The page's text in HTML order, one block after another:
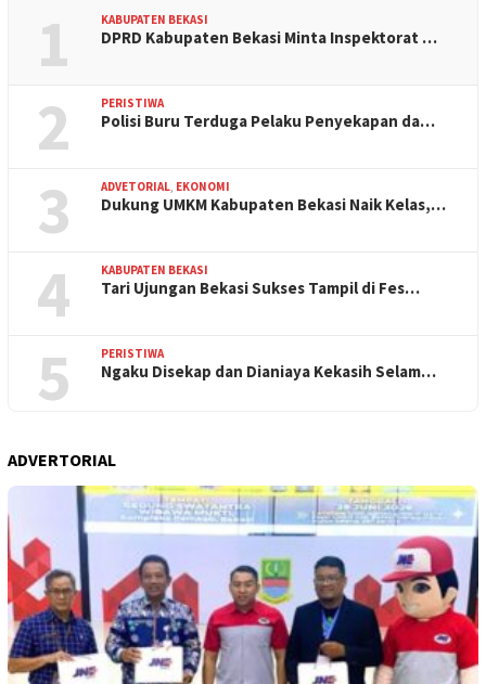
1 KABUPATEN BEKASI
DPRD Kabupaten Bekasi Minta Inspektorat …
2 PERISTIWA
Polisi Buru Terduga Pelaku Penyekapan da…
3 ADVETORIAL, EKONOMI
Dukung UMKM Kabupaten Bekasi Naik Kelas,…
4 KABUPATEN BEKASI
Tari Ujungan Bekasi Sukses Tampil di Fes…
5 PERISTIWA
Ngaku Disekap dan Dianiaya Kekasih Selam…
ADVERTORIAL